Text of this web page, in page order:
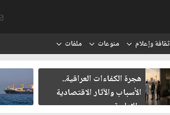
ثقافة وإعلام منوعات ملفات
هجرة الكفاءات العراقية..
الأسباب والآثار الاقتصادية
والإدارية